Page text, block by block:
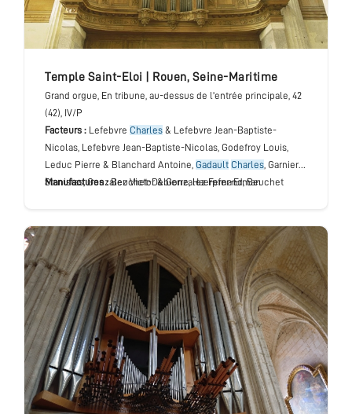
temple Saint-Eloi Rouen, Seine-Maritime
Grand orgue, En tribune, au-dessus de l'entrée principale, 42
(42), IV/P
Facteurs : Lefebvre Charles & Lefebvre Jean-Baptiste-
Nicolas, Lefebvre Jean-Baptiste-Nicolas, Godefroy Louis,
Leduc Pierre & Blanchard Antoine, Gadault Charles, Garnier
Stanislas, Gonzalez Victor & Gonzalez Fernand, Beuchet
Manufactures : Beuchet-Debierre, Haerpfer-Erman